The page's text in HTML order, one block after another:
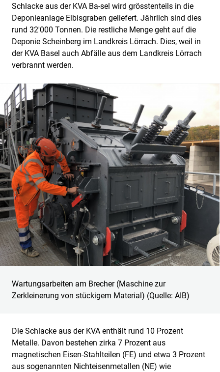
Schlacke aus der KVA Ba-sel wird grösstenteils in die
Deponieanlage Elbisgraben geliefert. Jährlich sind dies
rund 32'000 Tonnen. Die restliche Menge geht auf die
Deponie Scheinberg im Landkreis Lörrach. Dies, weil in
der KVA Basel auch Abfälle aus dem Landkreis Lörrach
verbrannt werden.
Wartungsarbeiten am Brecher (Maschine zur
Zerkleinerung von stückigem Material) (Quelle: AIB)
Die Schlacke aus der KVA enthält rund 10 Prozent
Metalle. Davon bestehen zirka 7 Prozent aus
magnetischen Eisen-Stahlteilen (FE) und etwa 3 Prozent
aus sogenannten Nichteisenmetallen (NE) wie